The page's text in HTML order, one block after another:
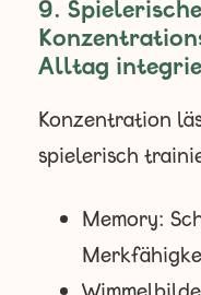
9. Spielerische
Alltag
Konzentration
spielerisch
Memory: